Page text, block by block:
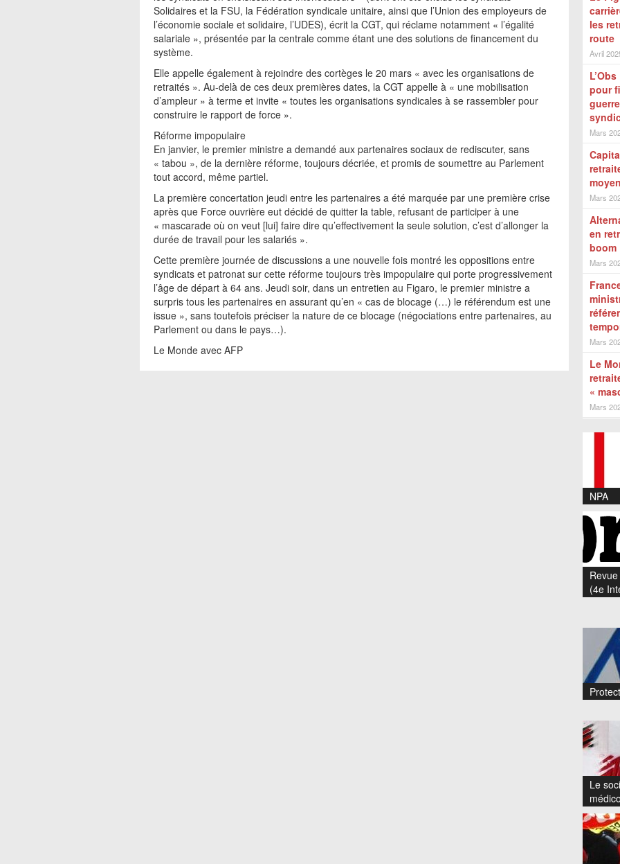
Solidaires et la FSU, la Fédération syndicale unitaire, ainsi que l’Union des employeurs de
l’économie sociale et solidaire, l’UDES), écrit la CGT, qui réclame notamment « l’égalité
salariale », présentée par la centrale comme étant une des solutions de financement du
système.
Elle appelle également à rejoindre des cortèges le 20 mars « avec les organisations de
retraités ». Au-delà de ces deux premières dates, la CGT appelle à « une mobilisation
d’ampleur » à terme et invite « toutes les organisations syndicales à se rassembler pour
construire le rapport de force ».
Réforme impopulaire
En janvier, le premier ministre a demandé aux partenaires sociaux de rediscuter, sans
« tabou », de la dernière réforme, toujours décriée, et promis de soumettre au Parlement
tout accord, même partiel.
La première concertation jeudi entre les partenaires a été marquée par une première crise
après que Force ouvrière eut décidé de quitter la table, refusant de participer à une
« mascarade où on veut [lui] faire dire qu’effectivement la seule solution, c’est d’allonger la
durée de travail pour les salariés ».
Cette première journée de discussions a une nouvelle fois montré les oppositions entre
syndicats et patronat sur cette réforme toujours très impopulaire qui porte progressivement
l’âge de départ à 64 ans. Jeudi soir, dans un entretien au Figaro, le premier ministre a
surpris tous les partenaires en assurant qu’en « cas de blocage (…) le référendum est une
issue », sans toutefois préciser la nature de ce blocage (négociations entre partenaires, au
Parlement ou dans le pays…).
Le Monde avec AFP
les
route
Avril
pour
Mars
Mars
en
boom
Mars
Mars
Le
«
Mars
NPA
(4e
Le